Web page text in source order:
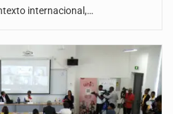
internacional,…